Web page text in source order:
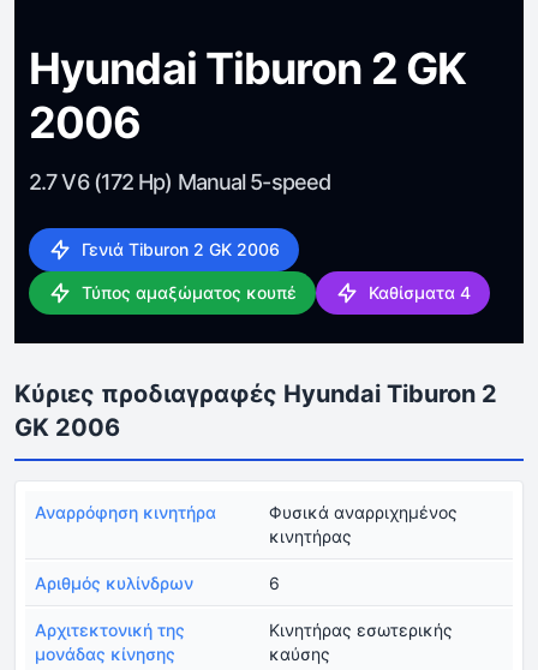
Hyundai Tiburon 2 GK
2006
2.7 V6 (172 Hp) Manual 5-speed
Γενιά Tiburon 2 GK 2006
Τύπος αμαξώματος κουπέ Καθίσματα 4
Κύριες προδιαγραφές Hyundai Tiburon 2
GK 2006
Αναρρόφηση κινητήρα
Φυσικά αναρριχημένος
κινητήρας
Αριθμός κυλίνδρων 6
Αρχιτεκτονική της
μονάδας κίνησης
Κινητήρας εσωτερικής
καύσης